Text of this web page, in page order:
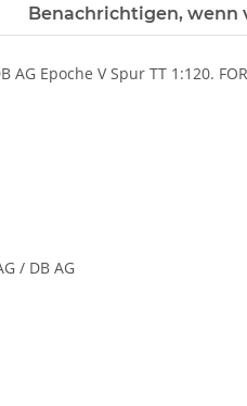
Benachrichtigen, wenn
AG Epoche V Spur TT 1:120.
/ DB AG